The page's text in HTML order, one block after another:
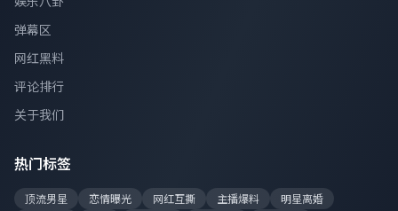
弹幕区
网红黑料
评论排行
关于我们
热门标签
顶流男星 恋情曝光 网红互撕 主播爆料
明星离婚